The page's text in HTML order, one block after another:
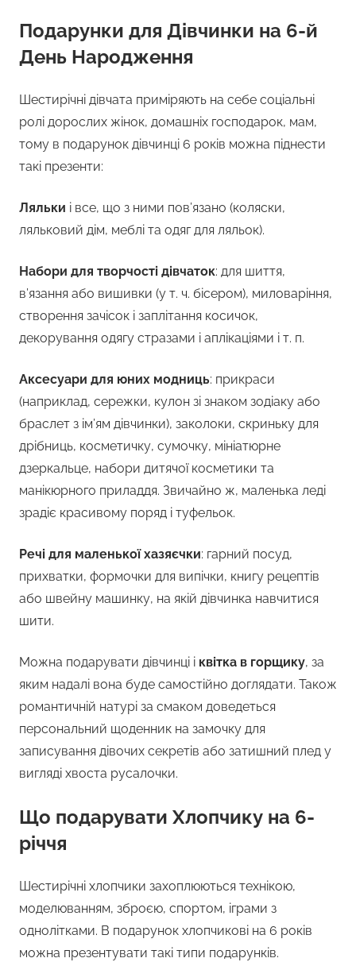
Подарунки для Дівчинки на 6-й
День Народження
Шестирічні дівчата приміряють на себе соціальні
ролі дорослих жінок, домашніх господарок, мам,
тому в подарунок дівчинці 6 років можна піднести
такі презенти:
Ляльки і все, що з ними пов’язано (коляски,
ляльковий дім, меблі та одяг для ляльок).
Набори для творчості дівчаток: для шиття,
в’язання або вишивки (у т. ч. бісером), миловаріння,
створення зачісок і заплітання косичок,
декорування одягу стразами і аплікаціями і т. п.
Аксесуари для юних модниць: прикраси
(наприклад, сережки, кулон зі знаком зодіаку або
браслет з ім’ям дівчинки), заколоки, скриньку для
дрібниць, косметичку, сумочку, мініатюрне
дзеркальце, набори дитячої косметики та
манікюрного приладдя. Звичайно ж, маленька леді
зрадіє красивому поряд і туфельок.
Речі для маленької хазяєчки: гарний посуд,
прихватки, формочки для випічки, книгу рецептів
або швейну машинку, на якій дівчинка навчитися
шити.
Можна подарувати дівчинці і квітка в горщику, за
яким надалі вона буде самостійно доглядати. Також
романтичній натурі за смаком доведеться
персональний щоденник на замочку для
записування дівочих секретів або затишний плед у
вигляді хвоста русалочки.
Що подарувати Хлопчику на 6-
річчя
Шестирічні хлопчики захоплюються технікою,
моделюванням, зброєю, спортом, іграми з
однолітками. В подарунок хлопчикові на 6 років
можна презентувати такі типи подарунків.